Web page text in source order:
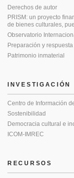
Derechos de autor
PRISM: un proyecto
de bienes culturales,
Observatorio
Preparación y
Patrimonio inmaterial
Centro de Información
Sostenibilidad
Democracia cultural e
ICOM-IMREC
RECURSOS